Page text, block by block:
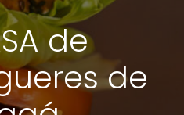
de
de